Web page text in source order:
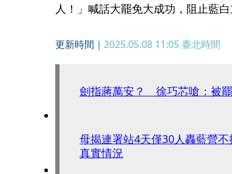
人！」喊話大罷免大成功，阻止藍
更新時間｜ 2025.05.08 11:05臺北時間
劍指蔣萬安？ 徐巧芯嗆：被
母揭連署站4天僅30人轟藍營
真實情況